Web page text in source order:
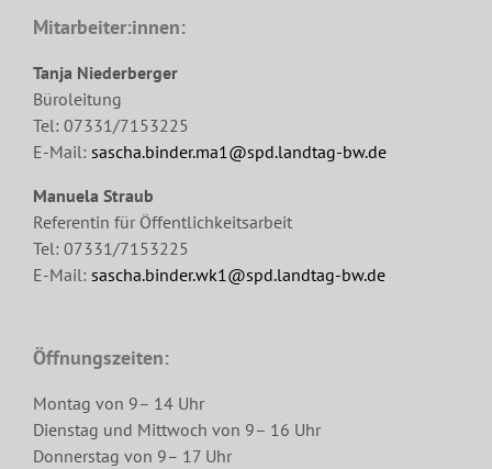
Mitarbeiter:innen:
Tanja Niederberger
Büroleitung
Tel: 07331/7153225
E-Mail: sascha.binder.ma1@spd.landtag-bw.de
Manuela Straub
Referentin für Öffentlichkeitsarbeit
Tel: 07331/7153225
E-Mail: sascha.binder.wk1@spd.landtag-bw.de
Öffnungszeiten:
Montag von 9– 14 Uhr
Dienstag und Mittwoch von 9– 16 Uhr
Donnerstag von 9– 17 Uhr